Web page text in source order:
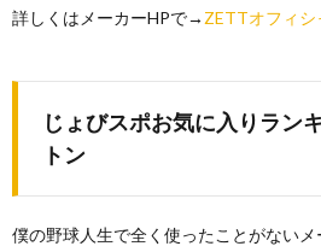
詳しくはメーカーHPで→ ZETTオフィシ
じょびスポお気に入りラン
トン
僕の野球人生で全く使ったことがない